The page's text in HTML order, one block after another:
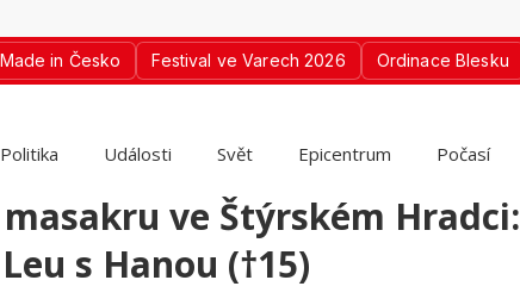
Made in Česko Festival ve Varech 2026 Ordinace Blesku
Politika Události Svět Epicentrum Počasí
ve Štýrském Hradci:
s Hanou (†15)